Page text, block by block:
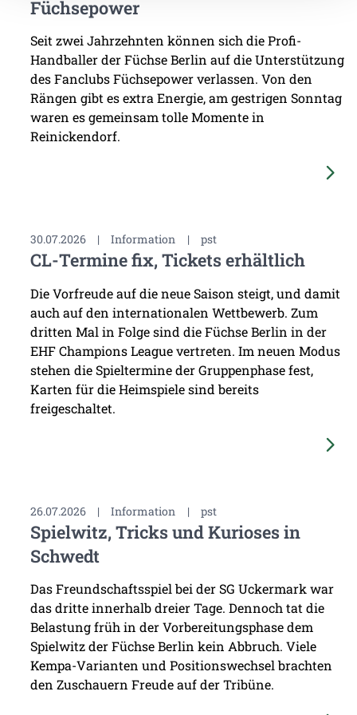
Füchsepower
Seit zwei Jahrzehnten können sich die Profi-
Handballer der Füchse Berlin auf die Unterstützung
des Fanclubs Füchsepower verlassen. Von den
Rängen gibt es extra Energie, am gestrigen Sonntag
waren es gemeinsam tolle Momente in
Reinickendorf.
30.07.2026 | Information | pst
CL-Termine fix, Tickets erhältlich
Die Vorfreude auf die neue Saison steigt, und damit
auch auf den internationalen Wettbewerb. Zum
dritten Mal in Folge sind die Füchse Berlin in der
EHF Champions League vertreten. Im neuen Modus
stehen die Spieltermine der Gruppenphase fest,
Karten für die Heimspiele sind bereits
freigeschaltet.
26.07.2026 | Information | pst
Spielwitz, Tricks und Kurioses in
Schwedt
Das Freundschaftsspiel bei der SG Uckermark war
das dritte innerhalb dreier Tage. Dennoch tat die
Belastung früh in der Vorbereitungsphase dem
Spielwitz der Füchse Berlin kein Abbruch. Viele
Kempa-Varianten und Positionswechsel brachten
den Zuschauern Freude auf der Tribüne.